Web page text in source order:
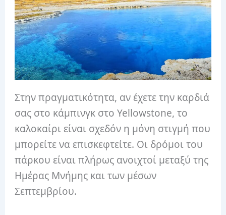
Στην πραγματικότητα, αν έχετε την καρδιά
σας στο κάμπινγκ στο Yellowstone, το
καλοκαίρι είναι σχεδόν η μόνη στιγμή που
μπορείτε να επισκεφτείτε. Οι δρόμοι του
πάρκου είναι πλήρως ανοιχτοί μεταξύ της
Ημέρας Μνήμης και των μέσων
Σεπτεμβρίου.